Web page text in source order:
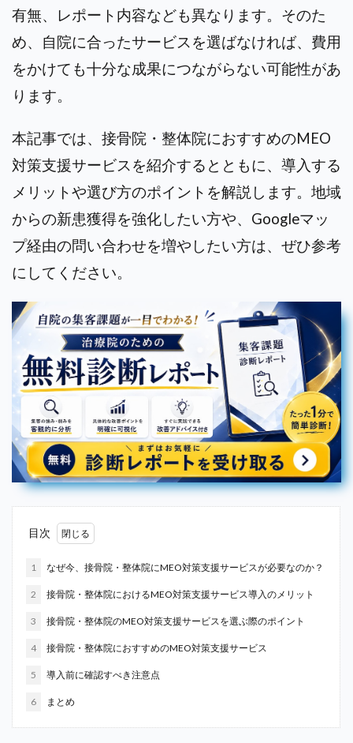
有無、レポート内容なども異なります。そのた
め、自院に合ったサービスを選ばなければ、費用
をかけても十分な成果につながらない可能性があ
ります。
本記事では、接骨院・整体院におすすめのMEO
対策支援サービスを紹介するとともに、導入する
メリットや選び方のポイントを解説します。地域
からの新患獲得を強化したい方や、Googleマッ
プ経由の問い合わせを増やしたい方は、ぜひ参考
にしてください。
目次
1 なぜ今、接骨院・整体院にMEO対策支援サービスが必要なのか？
2 接骨院・整体院におけるMEO対策支援サービス導入のメリット
3 接骨院・整体院のMEO対策支援サービスを選ぶ際のポイント
4 接骨院・整体院におすすめのMEO対策支援サービス
5 導入前に確認すべき注意点
6 まとめ